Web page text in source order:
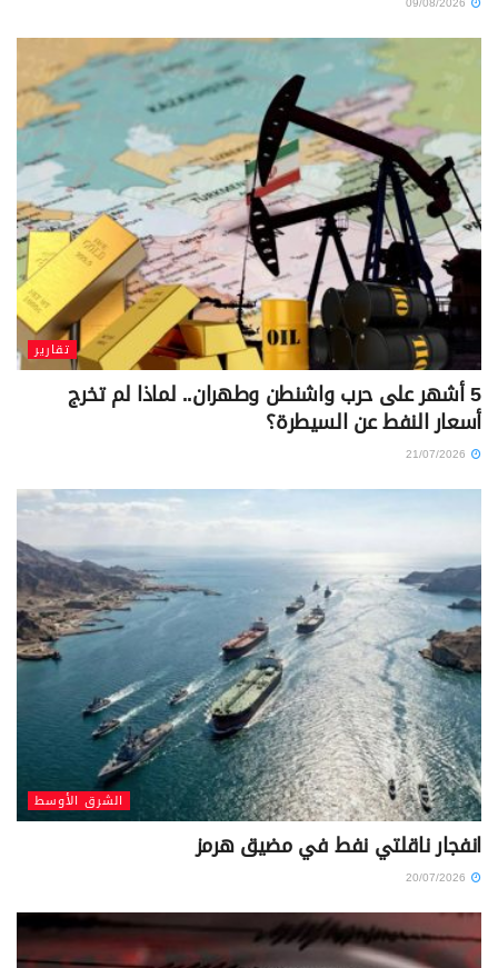
تقارير
5 أشهر على حرب واشنطن وطهران.. لماذا لم تخرج
أسعار النفط عن السيطرة؟
الشرق الأوسط
انفجار ناقلتي نفط في مضيق هرمز